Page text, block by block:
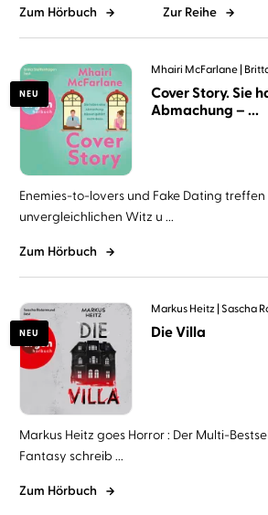
Zum Hörbuch Zur Reihe
NEU
Mhairi McFarlane
Cover Story. Sie
Abmachung – ...
Enemies-to-lovers und Fake Dating
unvergleichlichen Witz u ...
Zum Hörbuch
NEU
Markus Heitz Sascha
Die Villa
Markus Heitz goes Horror : Der Multi-
Fantasy schreib ...
Zum Hörbuch